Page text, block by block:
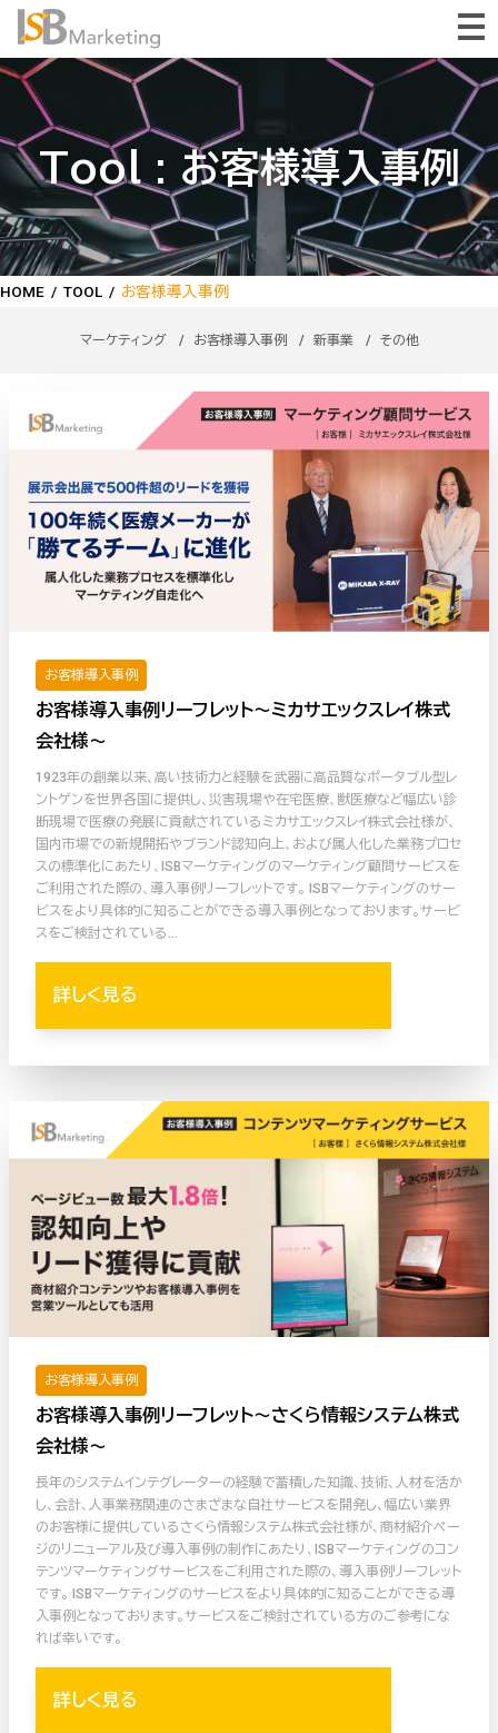
Tool : お客様導入事例
HOME / TOOL / お客様導入事例
マーケティング / お客様導入事例 / 新事業 / その他
お客様導入事例
お客様導入事例リーフレット〜ミカサエックスレイ株式
会社様〜
1923年の創業以来、高い技術力と経験を武器に高品質なポータブル型レ
ントゲンを世界各国に提供し、災害現場や在宅医療、獣医療など幅広い診
断現場で医療の発展に貢献されているミカサエックスレイ株式会社様が、
国内市場での新規開拓やブランド認知向上、および属人化した業務プロセ
スの標準化にあたり、ISBマーケティングのマーケティング顧問サービスを
ご利用された際の、導入事例リーフレットです。 ISBマーケティングのサー
ビスをより具体的に知ることができる導入事例となっております。サービ
スをご検討されている…
詳しく見る
お客様導入事例
お客様導入事例リーフレット〜さくら情報システム株式
会社様〜
長年のシステムインテグレーターの経験で蓄積した知識、技術、人材を活か
し、会計、人事業務関連のさまざまな自社サービスを開発し、幅広い業界
のお客様に提供しているさくら情報システム株式会社様が、商材紹介ペー
ジのリニューアル及び導入事例の制作にあたり、ISBマーケティングのコン
テンツマーケティングサービスをご利用された際の、導入事例リーフレット
です。 ISBマーケティングのサービスをより具体的に知ることができる導
入事例となっております。サービスをご検討されている方のご参考にな
れば幸いです。
詳しく見る